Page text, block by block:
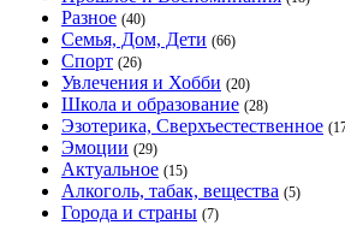
Разное (40)
Семья, Дом, Дети (66)
Спорт (26)
Увлечения и Хобби (20)
Школа и образование (28)
Эзотерика, Сверхъестественное
Эмоции (29)
Актуальное (15)
Алкоголь, табак, вещества (5)
Города и страны (7)